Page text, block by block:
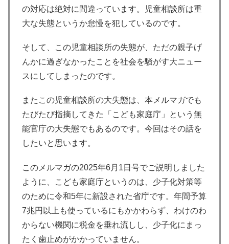
の対応は絶対に間違っています。児童相談所は重
大な失態というか怠慢を犯しているのです。
そして、この児童相談所の失態が、ただの親子げ
んかに過ぎなかったことを社会を騒がす大ニュー
スにしてしまったのです。
またこの児童相談所の大失態は、本メルマガでも
たびたび指摘してきた「こども家庭庁」という無
能官庁の大失態でもあるのです。今回はその話を
したいと思います。
このメルマガの2025年6月1日号でご説明しました
ように、こども家庭庁というのは、少子化対策等
のために令和5年に新設された省庁です。年間予算
7兆円以上も使っているにもかかわらず、わけのわ
からない機関に税金を垂れ流しし、少子化にまっ
たく歯止めがかかっていません。